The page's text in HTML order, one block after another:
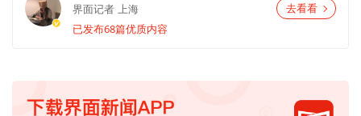
界面记者 上海
已发布68篇优质内容
去看看